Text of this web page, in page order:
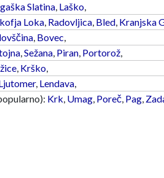
Slatina, Laško,
Loka, Radovljica, Bled, Kranjska
, Bovec,
,Sežana, Piran, Portorož,
, Krško,
, Lendava,
Krk, Umag, Poreč, Pag,